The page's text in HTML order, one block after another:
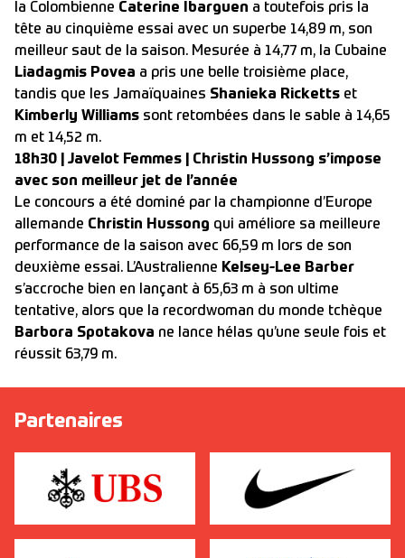
la Colombienne Caterine Ibarguen a toutefois pris la
tête au cinquième essai avec un superbe 14,89 m, son
meilleur saut de la saison. Mesurée à 14,77 m, la Cubaine
Liadagmis Povea a pris une belle troisième place,
tandis que les Jamaïquaines Shanieka Ricketts et
Kimberly Williams sont retombées dans le sable à 14,65
m et 14,52 m.
18h30 | Javelot Femmes | Christin Hussong s’impose
avec son meilleur jet de l’année
Le concours a été dominé par la championne d’Europe
allemande Christin Hussong qui améliore sa meilleure
performance de la saison avec 66,59 m lors de son
deuxième essai. L’Australienne Kelsey-Lee Barber
s’accroche bien en lançant à 65,63 m à son ultime
tentative, alors que la recordwoman du monde tchèque
Barbora Spotakova ne lance hélas qu’une seule fois et
réussit 63,79 m.
Partenaires